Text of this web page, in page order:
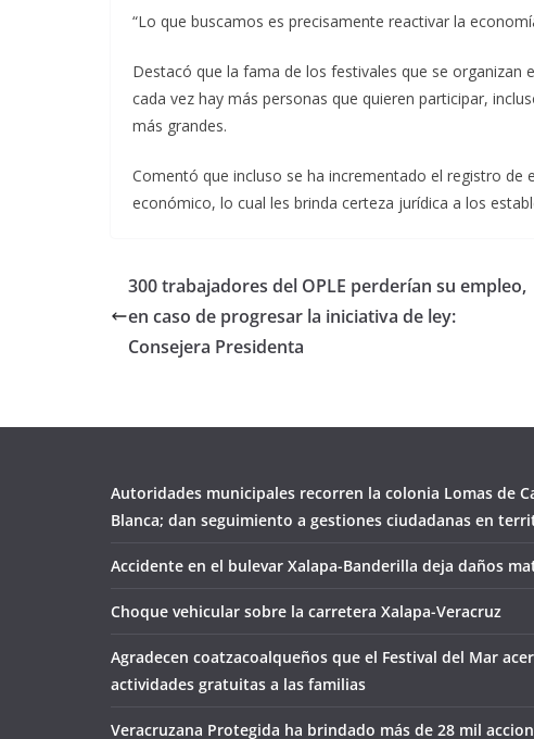
“Lo que buscamos es precisamente reactivar la
Destacó que la fama de los festivales que se organizan
cada vez hay más personas que quieren participar,
más grandes.
Comentó que incluso se ha incrementado el registro
económico, lo cual les brinda certeza jurídica a los
300 trabajadores del OPLE perderían su empleo,
en caso de progresar la iniciativa de ley:
Consejera Presidenta
Autoridades municipales recorren la colonia Lomas de
Blanca; dan seguimiento a gestiones ciudadanas en
Accidente en el bulevar Xalapa-Banderilla deja daños
Choque vehicular sobre la carretera Xalapa-Veracruz
Agradecen coatzacoalqueños que el Festival del Mar
actividades gratuitas a las familias
Veracruzana Protegida ha brindado más de 28 mil